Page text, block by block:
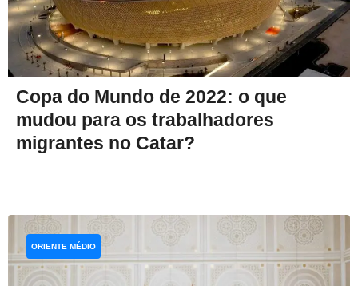
Copa do Mundo de 2022: o que
mudou para os trabalhadores
migrantes no Catar?
ORIENTE MÉDIO